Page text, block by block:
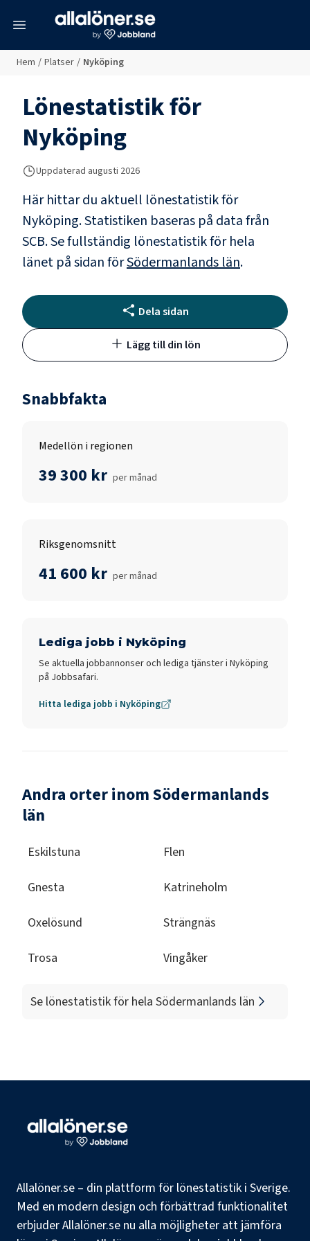
Hem / Platser / Nyköping
Lönestatistik för
Nyköping
Uppdaterad augusti 2026
Här hittar du aktuell lönestatistik för
Nyköping. Statistiken baseras på data från
SCB.Se fullständig lönestatistik för hela
länet på sidan förSödermanlands län.
Dela sidan
Lägg till din lön
Snabbfakta
Medellön i regionen
39 300 kr per månad
Riksgenomsnitt
41 600 kr per månad
Lediga jobb i Nyköping
Se aktuella jobbannonser och lediga tjänster i Nyköping
på Jobbsafari.
Hitta lediga jobb i Nyköping
Andra orter inom Södermanlands
län
Eskilstuna Flen
Gnesta Katrineholm
Oxelösund Strängnäs
Trosa Vingåker
Se lönestatistik för hela Södermanlands län
Allalöner.se – din plattform för lönestatistik i Sverige.
Med en modern design och förbättrad funktionalitet
erbjuder Allalöner.se nu alla möjligheter att jämföra